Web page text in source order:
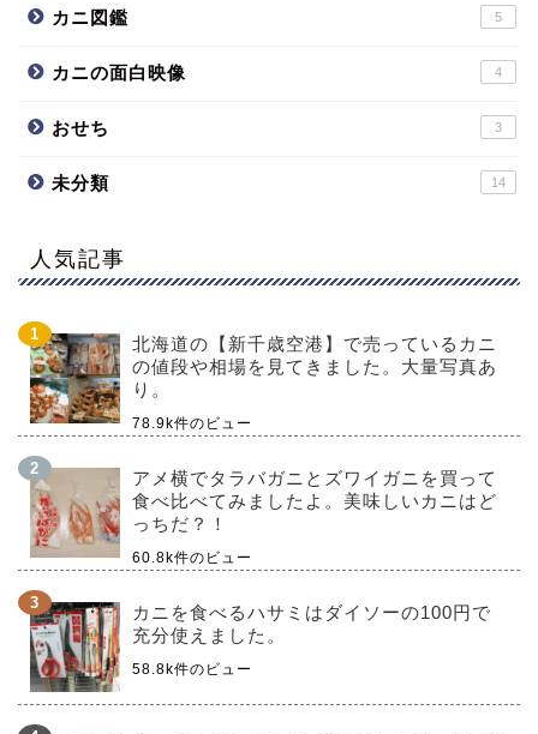
カニ図鑑 5
カニの面白映像 4
おせち 3
未分類 14
人気記事
北海道の【新千歳空港】で売っているカニ
の値段や相場を見てきました。大量写真あ
り。
78.9k件のビュー
アメ横でタラバガニとズワイガニを買って
食べ比べてみましたよ。美味しいカニはど
っちだ？！
60.8k件のビュー
カニを食べるハサミはダイソーの100円で
充分使えました。
58.8k件のビュー